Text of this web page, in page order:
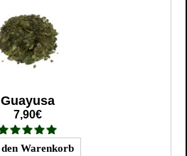
Guayusa
7,90€